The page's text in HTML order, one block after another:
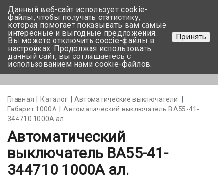
+375 17-350-99-56
+375 44-752-82-08
Задать вопрос
Главная Каталог
Автоматические выключатели
Габарит 1000А
Автоматический выключатель ВА55-41-
344710 1000А ал.
Автоматический
выключатель ВА55-41-
344710 1000А ал.
Данный веб-сайт использует cookie-
файлы, чтобы получать статистику,
которая помогает показывать вам самые
интересные и выгодные предложения.
Вы можете отключить coocie-файлы в
настройках. Продолжая использовать
данный сайт, вы соглашаетесь с
использованием нами cookie-файлов.
Принять